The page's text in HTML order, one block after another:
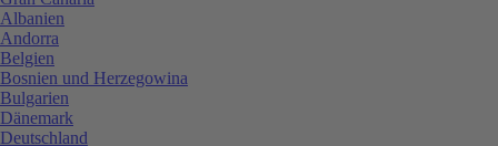
Albanien
Andorra
Belgien
Bosnien und Herzegowina
Bulgarien
Dänemark
Deutschland